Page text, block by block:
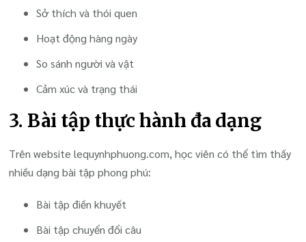
Sở thích và thói quen
Hoạt động hàng ngày
So sánh người và vật
Cảm xúc và trạng thái
3. Bài tập thực hành đa dạng
Trên website lequynhphuong.com, học viên có thể tìm thấy
nhiều dạng bài tập phong phú:
Bài tập điền khuyết
Bài tập chuyển đổi câu